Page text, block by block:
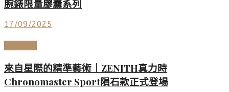
腕錶限量膠囊系列
17/09/2025
來自星際的精準藝術｜ZENITH真力時
Chronomaster Sport隕石款正式登場